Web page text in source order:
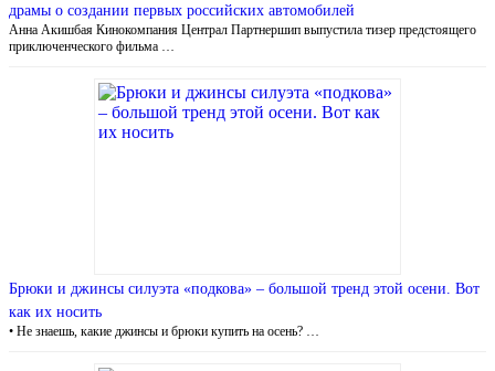
драмы о создании первых российских автомобилей
Анна Акишбая Кинокомпания Централ Партнершип выпустила тизер предстоящего
приключенческого фильма …
Брюки и джинсы силуэта «подкова» – большой тренд этой осени. Вот
как их носить
• Не знаешь, какие джинсы и брюки купить на осень? …